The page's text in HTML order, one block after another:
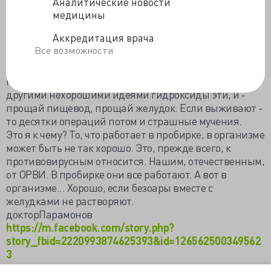
медицины
Аккредитация врача
Все возможности
пардон, хозмагах, под маркой Тиррет продается и
хорошо работает. Сам проверял. Но перенести
эксперимент in vivo пока не решаюсь. Видел
показания. Випивал человек по ошибке или с
другими нехорошими идеями гидроксиды эти, и -
прощай пищевод, прощай желудок. Если выживают -
то десятки операций потом и страшные мучения.
Это я к чему? То, что работает в пробирке, в организме
может быть не так хорошо. Это, прежде всего, к
противовирусным относится. Нашим, отечественным,
от ОРВИ. В пробирке они все работают. А вот в
организме... Хорошо, если безоары вместе с
желудками не растворяют.
докторПарамонов
https://m.facebook.com/story.php?
story_fbid=2220993874625393&id=126562500349562
3